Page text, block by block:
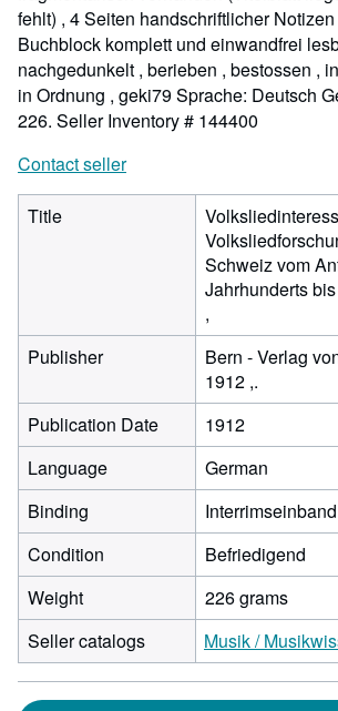
fehlt) , 4 Seiten handschriftlicher
Buchblock komplett und einwandfrei
nachgedunkelt , berieben , bestossen ,
in Ordnung , geki79 Sprache: Deutsch
226. Seller Inventory # 144400
Contact seller
Title
Schweiz vom
Jahrhunderts
,
Publisher
Bern - Verlag
1912 ,.
Publication Date
1912
Language
German
Binding
Condition
Befriedigend
Weight
226 grams
Seller catalogs
Musik /